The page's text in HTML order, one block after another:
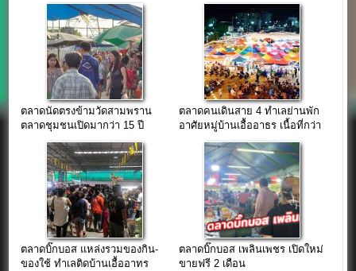
ตลาดนัดตรงข้ามวัดสามพราน
ตลาดชุมชนเปิดมากว่า 15 ปี
ตลาดคนเดินสาย 4 ทำเลย่านพัก
อาศัยหมู่บ้านเอื้ออาธร เนื้อที่กว่า
ตลาดบิ๊กบอส แหล่งรวมของกิน-
ของใช้ ทำเลติดบ้านเอื้ออาทร
ตลาดบิ๊กบอส เพลินเพชร เปิดใหม่
ขายฟรี 2 เดือน